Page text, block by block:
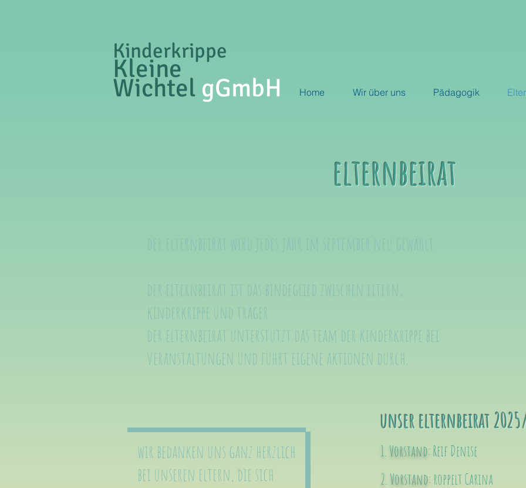
Kinderkrippe
Kleine
Wichtel gGmbH Home Wir über uns Pädagogik
elternbeirat
der elternbeirat wird jedes jahr im september neu gewählt.
der elternbeirat ist das bindeglied zwischen eltern,
kinderkrippe und träger.
der elternbeirat unterstützt das team der kinderkrippe bei
veranstaltungen und führt eigene aktionen durch.
wir bedanken uns ganz herzlich
bei unseren eltern, die sich
unser elternbeirat
1. Vorstand: Reif Denise
2. Vorstand: roppelt Carina